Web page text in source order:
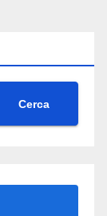
Cerca